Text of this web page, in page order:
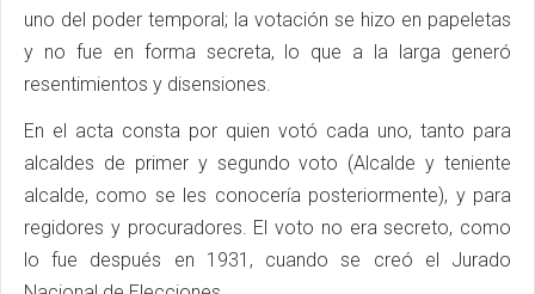
uno del poder temporal; la votación se hizo en papeletas
y no fue en forma secreta, lo que a la larga generó
resentimientos y disensiones.
En el acta consta por quien votó cada uno, tanto para
alcaldes de primer y segundo voto (Alcalde y teniente
alcalde, como se les conocería posteriormente), y para
regidores y procuradores. El voto no era secreto, como
lo fue después en 1931, cuando se creó el Jurado